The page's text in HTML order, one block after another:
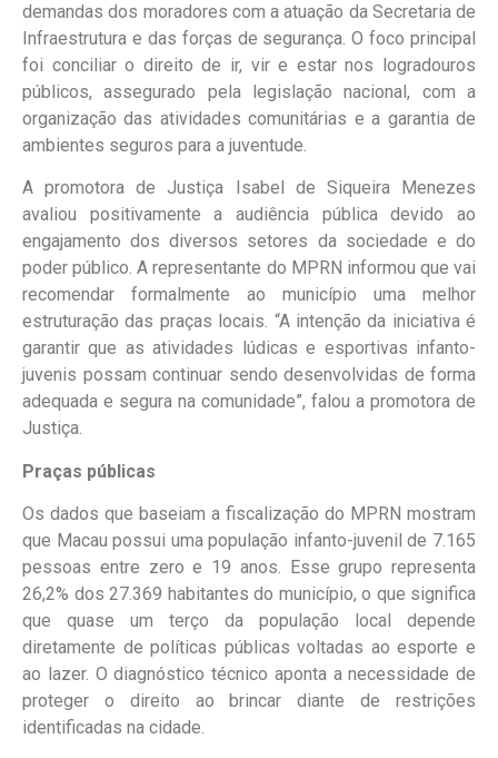
demandas dos moradores com a atuação da Secretaria de
Infraestrutura e das forças de segurança. O foco principal
foi conciliar o direito de ir, vir e estar nos logradouros
públicos, assegurado pela legislação nacional, com a
organização das atividades comunitárias e a garantia de
ambientes seguros para a juventude.
A promotora de Justiça Isabel de Siqueira Menezes
avaliou positivamente a audiência pública devido ao
engajamento dos diversos setores da sociedade e do
poder público. A representante do MPRN informou que vai
recomendar formalmente ao município uma melhor
estruturação das praças locais. “A intenção da iniciativa é
garantir que as atividades lúdicas e esportivas infanto-
juvenis possam continuar sendo desenvolvidas de forma
adequada e segura na comunidade”, falou a promotora de
Justiça.
Praças públicas
Os dados que baseiam a fiscalização do MPRN mostram
que Macau possui uma população infanto-juvenil de 7.165
pessoas entre zero e 19 anos. Esse grupo representa
26,2% dos 27.369 habitantes do município, o que significa
que quase um terço da população local depende
diretamente de políticas públicas voltadas ao esporte e
ao lazer. O diagnóstico técnico aponta a necessidade de
proteger o direito ao brincar diante de restrições
identificadas na cidade.